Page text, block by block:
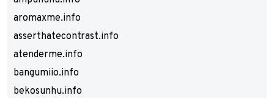
aromaxme.info
asserthatecontrast.info
atenderme.info
bangumiio.info
bekosunhu.info